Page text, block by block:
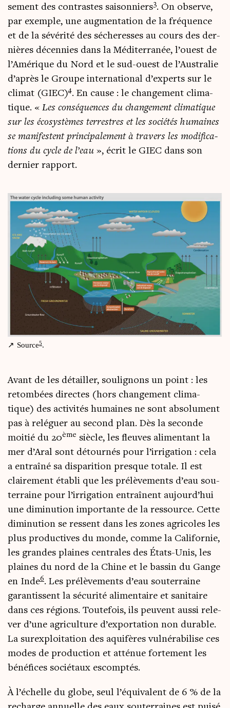
se­ment des contrastes sai­son­niers3. On observe,
par exemple, une aug­men­ta­tion de la fré­quence
et de la sévé­ri­té des séche­resses au cours des der­
nières décen­nies dans la Médi­ter­ra­née, l’ouest de
l’Amérique du Nord et le sud-ouest de l’Australie
d’après le Groupe inter­na­tio­nal d’experts sur le
cli­mat (GIEC)4. En cause : le chan­ge­ment cli­ma­
tique. « Les consé­quences du chan­ge­ment cli­ma­tique
sur les éco­sys­tèmes ter­restres et les socié­tés humaines
se mani­festent prin­ci­pa­le­ment à tra­vers les modi­fi­ca­
tions du cycle de l’eau », écrit le GIEC dans son
der­nier rapport.
Source5.
Avant de les détailler, sou­li­gnons un point : les
retom­bées directes (hors chan­ge­ment cli­ma­
tique) des acti­vi­tés humaines ne sont abso­lu­ment
pas à relé­guer au second plan. Dès la seconde
moi­tié du 20ème siècle, les fleuves ali­men­tant la
mer d’Aral sont détour­nés pour l’irrigation : cela
a entraî­né sa dis­pa­ri­tion presque totale. Il est
clai­re­ment éta­bli que les pré­lè­ve­ments d’eau sou­
ter­raine pour l’irrigation entraînent aujourd’hui
une dimi­nu­tion impor­tante de la res­source. Cette
dimi­nu­tion se res­sent dans les zones agri­coles les
plus pro­duc­tives du monde, comme la Cali­for­nie,
les grandes plaines cen­trales des États-Unis, les
plaines du nord de la Chine et le bas­sin du Gange
en Inde6. Les pré­lè­ve­ments d’eau sou­ter­raine
garan­tissent la sécu­ri­té ali­men­taire et sani­taire
dans ces régions. Tou­te­fois, ils peuvent aus­si rele­
ver d’une agri­cul­ture d’exportation non durable.
La sur­ex­ploi­ta­tion des aqui­fères vul­né­ra­bi­lise ces
modes de pro­duc­tion et atté­nue for­te­ment les
béné­fices socié­taux escomptés.
À l’échelle du globe, seul l’équivalent de 6 % de la